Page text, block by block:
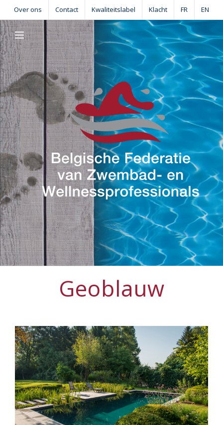
content
Over ons Contact Kwaliteitslabel Klacht FR EN
Geoblauw
View
Larger
Image